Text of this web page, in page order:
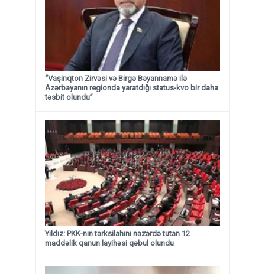
“Vaşinqton Zirvəsi və Birgə Bəyannamə ilə
Azərbayanın regionda yaratdığı status-kvo bir daha
təsbit olundu”
Yıldız: PKK-nın tərksilahını nəzərdə tutan 12
maddəlik qanun layihəsi qəbul olundu ​​​​​​​